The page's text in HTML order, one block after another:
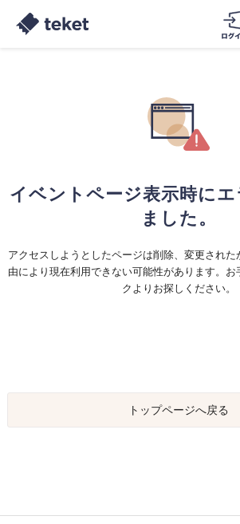
イベントページ表示時にエ
ました。
アクセスしようとしたページは削除、変更され
由により現在利用できない可能性があります。
クよりお探しください。
トップページへ戻る